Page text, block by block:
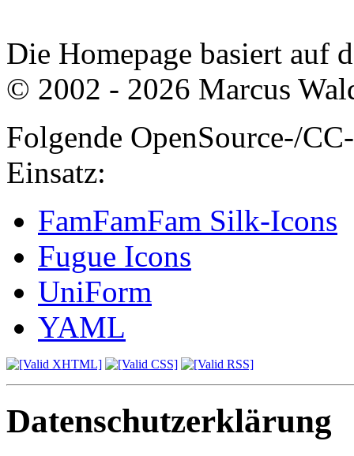
Die Homepage basiert auf
© 2002 - 2026 Marcus
Folgende OpenSource-/
Einsatz:
FamFamFam Silk-Icons
Fugue Icons
UniForm
YAML
Datenschutzerklärung